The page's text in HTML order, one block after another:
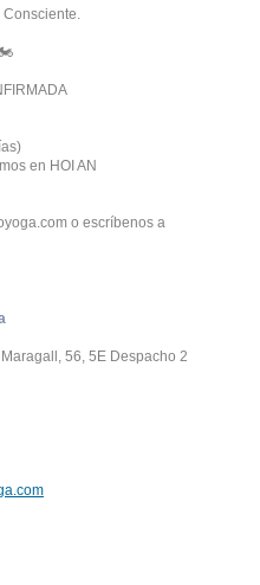
Consciente.
🏍️
en HOI AN
o escríbenos a
56, 5E Despacho 2